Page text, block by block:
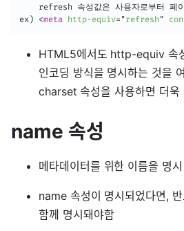
ex) <meta http-equiv= "refresh "
HTML5에서도 http-equiv 속
인코딩 방식을 명시하는 것을
charset 속성을 사용하면 더욱
name 속성
메타데이터를 위한 이름을 명시
name 속성이 명시되었다면,
함께 명시돼야함